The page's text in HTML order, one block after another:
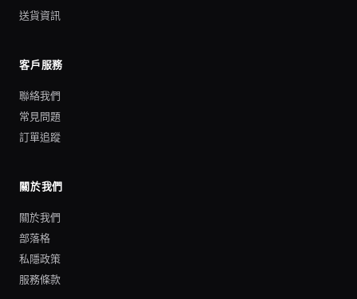
送貨資訊
客戶服務
聯絡我們
常見問題
訂單追蹤
關於我們
關於我們
部落格
私隱政策
服務條款